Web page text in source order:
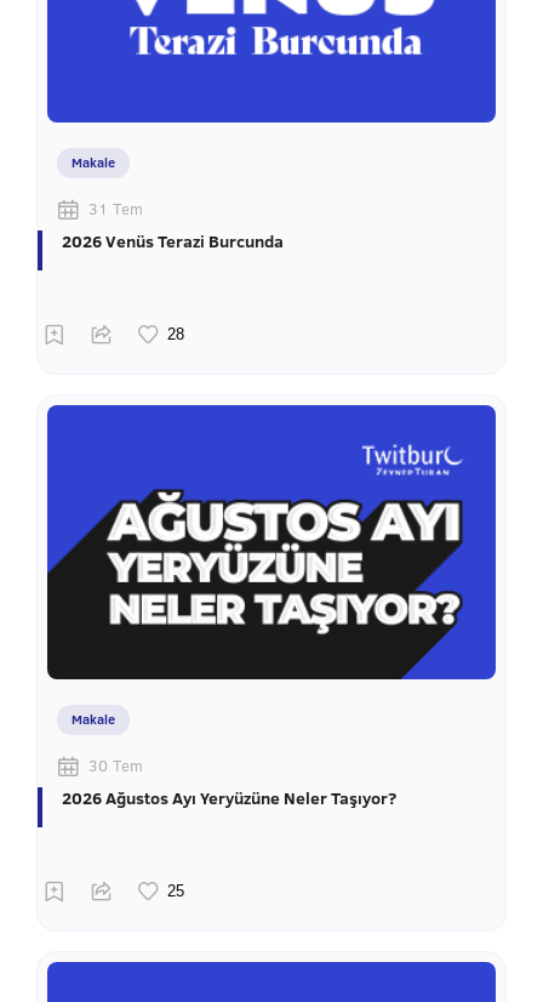
Makale
31 Tem
2026 Venüs Terazi Burcunda
Makale
30 Tem
2026 Ağustos Ayı Yeryüzüne Neler Taşıyor?